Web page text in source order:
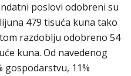
poslovi odobreni su
479 tisuća kuna tako
razdoblju odobreno 54
kuna. Od navedenog
gospodarstvu, 11%